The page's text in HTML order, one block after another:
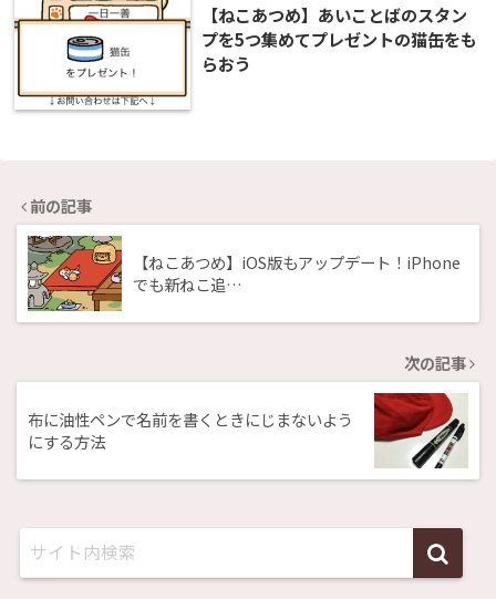
【ねこあつめ】あいことばのスタン
プを5つ集めてプレゼントの猫缶をも
らおう
前の記事
【ねこあつめ】iOS版もアップデート！iPhone
でも新ねこ追…
次の記事
布に油性ペンで名前を書くときにじまないよう
にする方法